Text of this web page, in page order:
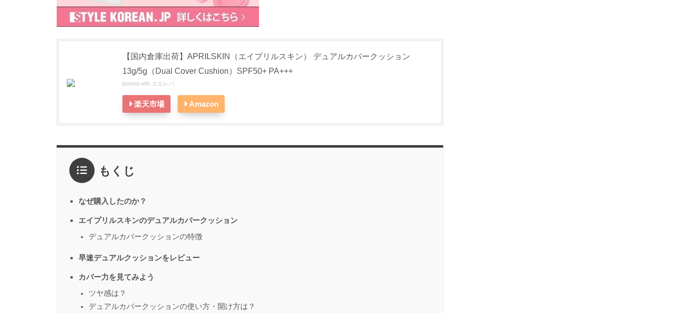
【国内倉庫出荷】APRILSKIN（エイプリルスキン） デュアルカバークッション
13g/5g（Dual Cover Cushion）SPF50+ PA+++
posted with カエレバ
楽天市場 Amazon
もくじ
なぜ購入したのか？
エイプリルスキンのデュアルカバークッション
デュアルカバークッションの特徴
早速デュアルクッションをレビュー
カバー力を見てみよう
ツヤ感は？
デュアルカバークッションの使い方・開け方は？